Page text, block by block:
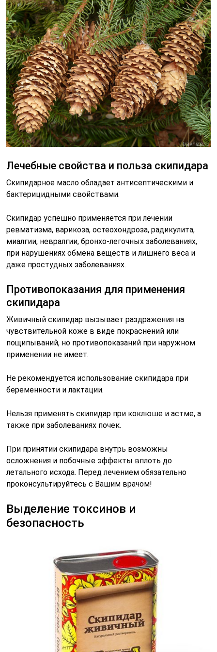
Лечебные свойства и польза скипидара
Скипидарное масло обладает антисептическими и
бактерицидными свойствами.
Скипидар успешно применяется при лечении
ревматизма, варикоза, остеохондроза, радикулита,
миалгии, невралгии, бронхо-легочных заболеваниях,
при нарушениях обмена веществ и лишнего веса и
даже простудных заболеваниях.
Противопоказания для применения
скипидара
Живичный скипидар вызывает раздражения на
чувствительной коже в виде покраснений или
пощипываний, но противопоказаний при наружном
применении не имеет.
Не рекомендуется использование скипидара при
беременности и лактации.
Нельзя применять скипидар при коклюше и астме, а
также при заболеваниях почек.
При принятии скипидара внутрь возможны
осложнения и побочные эффекты вплоть до
летального исхода. Перед лечением обязательно
проконсультируйтесь с Вашим врачом!
Выделение токсинов и
безопасность